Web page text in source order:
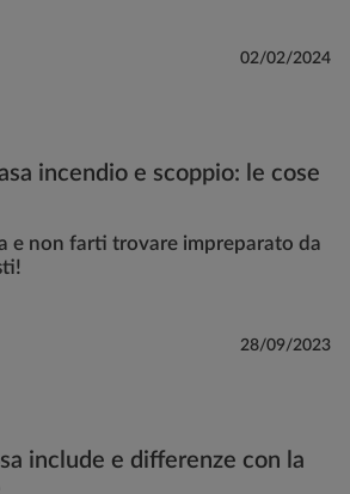
02/02/2024
incendio e scoppio: le cose
e non farti trovare impreparato da
28/09/2023
include e differenze con la